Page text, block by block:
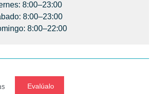
8:00–23:00
8:00–23:00
8:00–22:00
Evalúalo